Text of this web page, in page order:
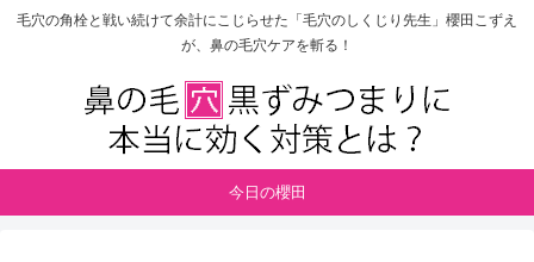
毛穴の角栓と戦い続けて余計にこじらせた「毛穴のしくじり先生」櫻田こずえ
が、鼻の毛穴ケアを斬る！
今日の櫻田